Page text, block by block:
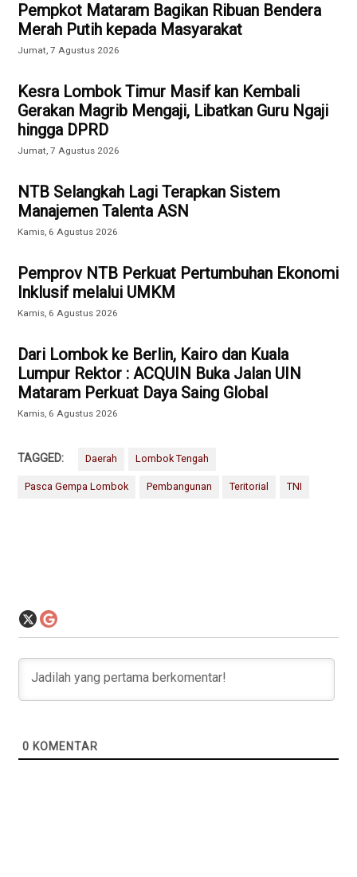
Pempkot Mataram Bagikan Ribuan Bendera
Merah Putih kepada Masyarakat
Jumat, 7 Agustus 2026
Kesra Lombok Timur Masif kan Kembali
Gerakan Magrib Mengaji, Libatkan Guru Ngaji
hingga DPRD
Jumat, 7 Agustus 2026
NTB Selangkah Lagi Terapkan Sistem
Manajemen Talenta ASN
Kamis, 6 Agustus 2026
Pemprov NTB Perkuat Pertumbuhan Ekonomi
Inklusif melalui UMKM
Kamis, 6 Agustus 2026
Dari Lombok ke Berlin, Kairo dan Kuala
Lumpur Rektor : ACQUIN Buka Jalan UIN
Mataram Perkuat Daya Saing Global
Kamis, 6 Agustus 2026
TAGGED: Daerah Lombok Tengah
Pasca Gempa Lombok Pembangunan Teritorial TNI
0 KOMENTAR